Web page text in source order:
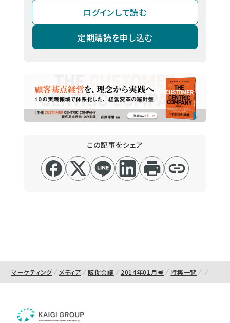
ログインして読む
定期購読を申し込む
この記事をシェア
マーケティング メディア 販促会議 2014年01月号 特集一覧